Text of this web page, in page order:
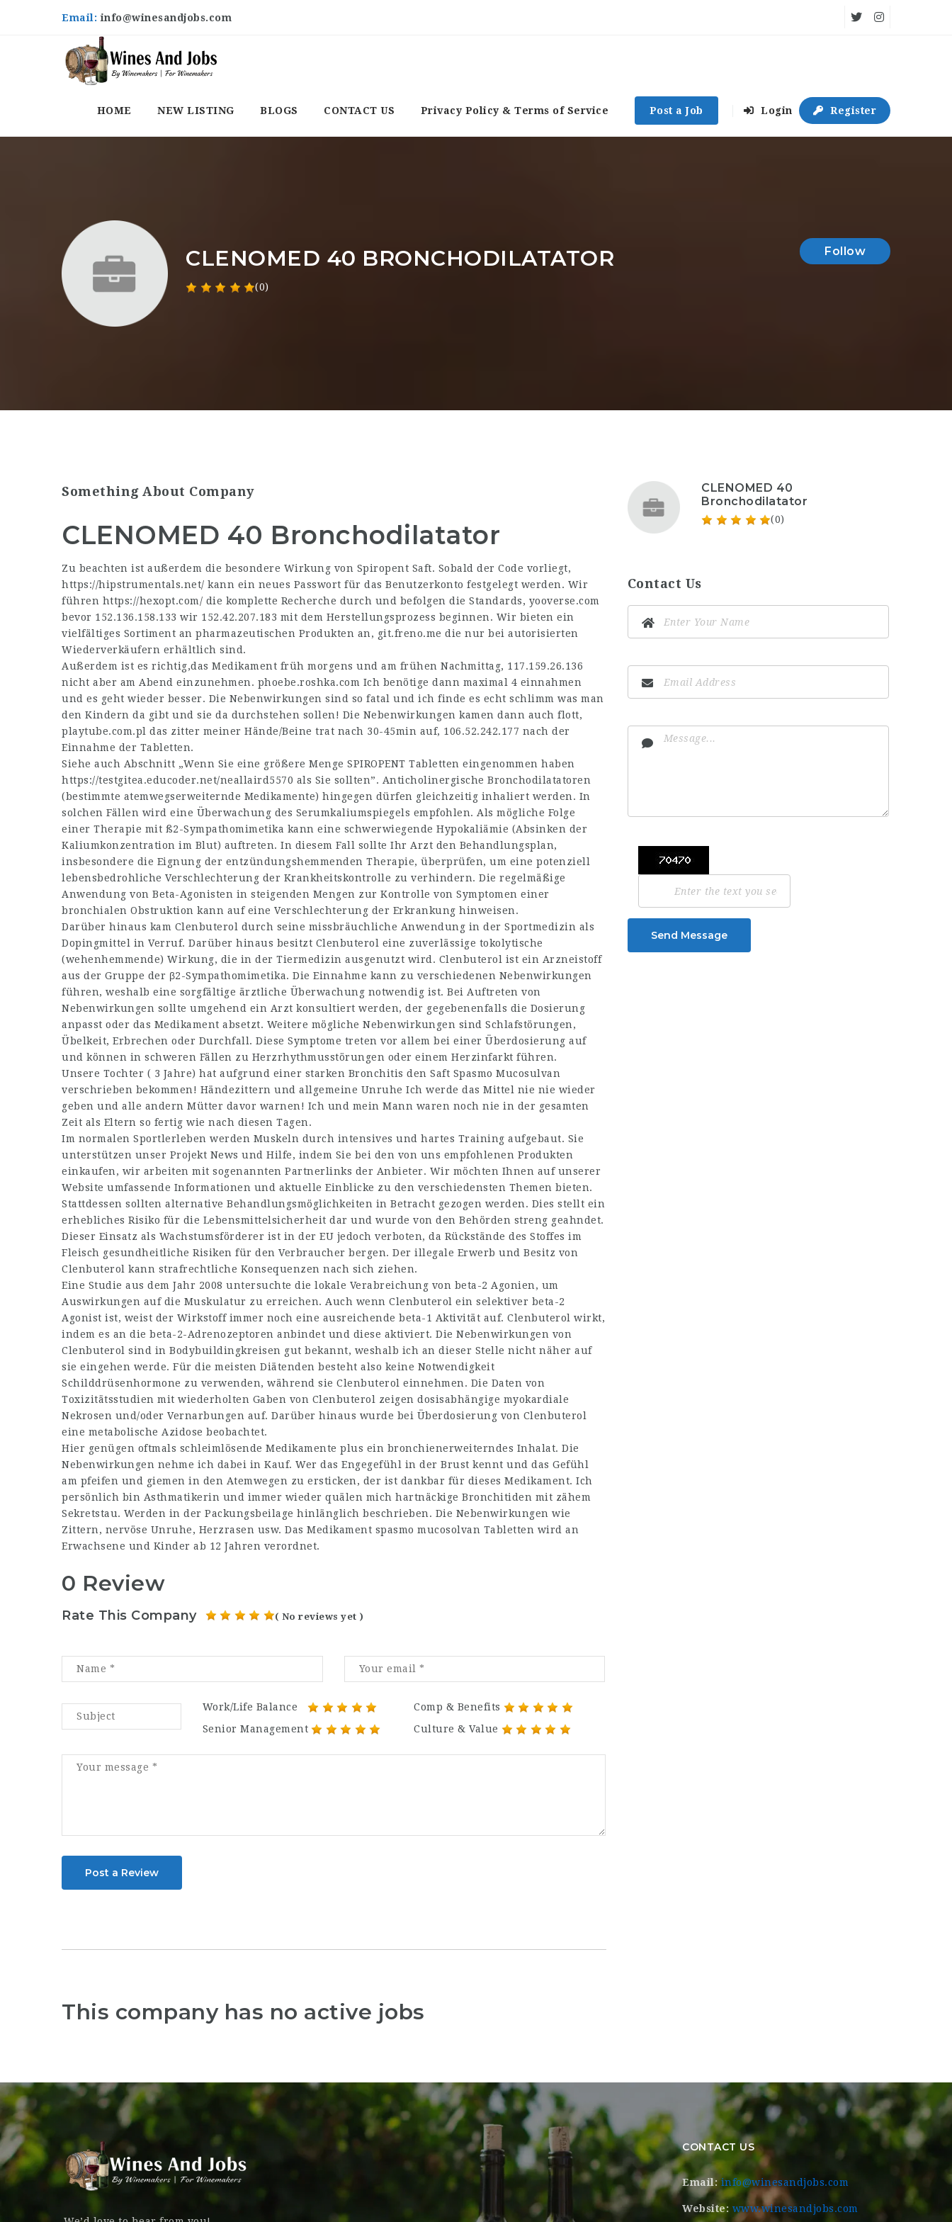
Email:info@winesandjobs.com
HOME NEW LISTING BLOGS CONTACT US Privacy Policy & Terms of Service Post a Job Login Register
CLENOMED 40 BRONCHODILATATOR
(0)
Follow
Something About Company
CLENOMED 40 Bronchodilatator
Zu beachten ist außerdem die besondere Wirkung von Spiropent Saft. Sobald der Code vorliegt,
https://hipstrumentals.net/ kann ein neues Passwort für das Benutzerkonto festgelegt werden. Wir
führen https://hexopt.com/ die komplette Recherche durch und befolgen die Standards, yooverse.com
bevor 152.136.158.133 wir 152.42.207.183 mit dem Herstellungsprozess beginnen. Wir bieten ein
vielfältiges Sortiment an pharmazeutischen Produkten an, git.freno.me die nur bei autorisierten
Wiederverkäufern erhältlich sind.
Außerdem ist es richtig,das Medikament früh morgens und am frühen Nachmittag, 117.159.26.136
nicht aber am Abend einzunehmen. phoebe.roshka.com Ich benötige dann maximal 4 einnahmen
und es geht wieder besser. Die Nebenwirkungen sind so fatal und ich finde es echt schlimm was man
den Kindern da gibt und sie da durchstehen sollen! Die Nebenwirkungen kamen dann auch flott,
playtube.com.pl das zitter meiner Hände/Beine trat nach 30-45min auf, 106.52.242.177 nach der
Einnahme der Tabletten.
Siehe auch Abschnitt „Wenn Sie eine größere Menge SPIROPENT Tabletten eingenommen haben
https://testgitea.educoder.net/neallaird5570 als Sie sollten”. Anticholinergische Bronchodilatatoren
(bestimmte atemwegserweiternde Medikamente) hingegen dürfen gleichzeitig inhaliert werden. In
solchen Fällen wird eine Überwachung des Serumkaliumspiegels empfohlen. Als mögliche Folge
einer Therapie mit ß2-Sympathomimetika kann eine schwerwiegende Hypokaliämie (Absinken der
Kaliumkonzentration im Blut) auftreten. In diesem Fall sollte Ihr Arzt den Behandlungsplan,
insbesondere die Eignung der entzündungshemmenden Therapie, überprüfen, um eine potenziell
lebensbedrohliche Verschlechterung der Krankheitskontrolle zu verhindern. Die regelmäßige
Anwendung von Beta-Agonisten in steigenden Mengen zur Kontrolle von Symptomen einer
bronchialen Obstruktion kann auf eine Verschlechterung der Erkrankung hinweisen.
Darüber hinaus kam Clenbuterol durch seine missbräuchliche Anwendung in der Sportmedizin als
Dopingmittel in Verruf. Darüber hinaus besitzt Clenbuterol eine zuverlässige tokolytische
(wehenhemmende) Wirkung, die in der Tiermedizin ausgenutzt wird. Clenbuterol ist ein Arzneistoff
aus der Gruppe der β2-Sympathomimetika. Die Einnahme kann zu verschiedenen Nebenwirkungen
führen, weshalb eine sorgfältige ärztliche Überwachung notwendig ist. Bei Auftreten von
Nebenwirkungen sollte umgehend ein Arzt konsultiert werden, der gegebenenfalls die Dosierung
anpasst oder das Medikament absetzt. Weitere mögliche Nebenwirkungen sind Schlafstörungen,
Übelkeit, Erbrechen oder Durchfall. Diese Symptome treten vor allem bei einer Überdosierung auf
und können in schweren Fällen zu Herzrhythmusstörungen oder einem Herzinfarkt führen.
Unsere Tochter ( 3 Jahre) hat aufgrund einer starken Bronchitis den Saft Spasmo Mucosulvan
verschrieben bekommen! Händezittern und allgemeine Unruhe Ich werde das Mittel nie nie wieder
geben und alle andern Mütter davor warnen! Ich und mein Mann waren noch nie in der gesamten
Zeit als Eltern so fertig wie nach diesen Tagen.
Im normalen Sportlerleben werden Muskeln durch intensives und hartes Training aufgebaut. Sie
unterstützen unser Projekt News und Hilfe, indem Sie bei den von uns empfohlenen Produkten
einkaufen, wir arbeiten mit sogenannten Partnerlinks der Anbieter. Wir möchten Ihnen auf unserer
Website umfassende Informationen und aktuelle Einblicke zu den verschiedensten Themen bieten.
Stattdessen sollten alternative Behandlungsmöglichkeiten in Betracht gezogen werden. Dies stellt ein
erhebliches Risiko für die Lebensmittelsicherheit dar und wurde von den Behörden streng geahndet.
Dieser Einsatz als Wachstumsförderer ist in der EU jedoch verboten, da Rückstände des Stoffes im
Fleisch gesundheitliche Risiken für den Verbraucher bergen. Der illegale Erwerb und Besitz von
Clenbuterol kann strafrechtliche Konsequenzen nach sich ziehen.
Eine Studie aus dem Jahr 2008 untersuchte die lokale Verabreichung von beta-2 Agonien, um
Auswirkungen auf die Muskulatur zu erreichen. Auch wenn Clenbuterol ein selektiver beta-2
Agonist ist, weist der Wirkstoff immer noch eine ausreichende beta-1 Aktivität auf. Clenbuterol wirkt,
indem es an die beta-2-Adrenozeptoren anbindet und diese aktiviert. Die Nebenwirkungen von
Clenbuterol sind in Bodybuildingkreisen gut bekannt, weshalb ich an dieser Stelle nicht näher auf
sie eingehen werde. Für die meisten Diätenden besteht also keine Notwendigkeit
Schilddrüsenhormone zu verwenden, während sie Clenbuterol einnehmen. Die Daten von
Toxizitätsstudien mit wiederholten Gaben von Clenbuterol zeigen dosisabhängige myokardiale
Nekrosen und/oder Vernarbungen auf. Darüber hinaus wurde bei Überdosierung von Clenbuterol
eine metabolische Azidose beobachtet.
Hier genügen oftmals schleimlösende Medikamente plus ein bronchienerweiterndes Inhalat. Die
Nebenwirkungen nehme ich dabei in Kauf. Wer das Engegefühl in der Brust kennt und das Gefühl
am pfeifen und giemen in den Atemwegen zu ersticken, der ist dankbar für dieses Medikament. Ich
persönlich bin Asthmatikerin und immer wieder quälen mich hartnäckige Bronchitiden mit zähem
Sekretstau. Werden in der Packungsbeilage hinlänglich beschrieben. Die Nebenwirkungen wie
Zittern, nervöse Unruhe, Herzrasen usw. Das Medikament spasmo mucosolvan Tabletten wird an
Erwachsene und Kinder ab 12 Jahren verordnet.
0 Review
Rate This Company ( No reviews yet )
Work/Life Balance
Comp & Benefits
Senior Management
Culture & Value
Post a Review
This company has no active jobs
CLENOMED 40
Bronchodilatator
(0)
Contact Us
Send Message
CONTACT US
Email: info@winesandjobs.com
Website: www.winesandjobs.com